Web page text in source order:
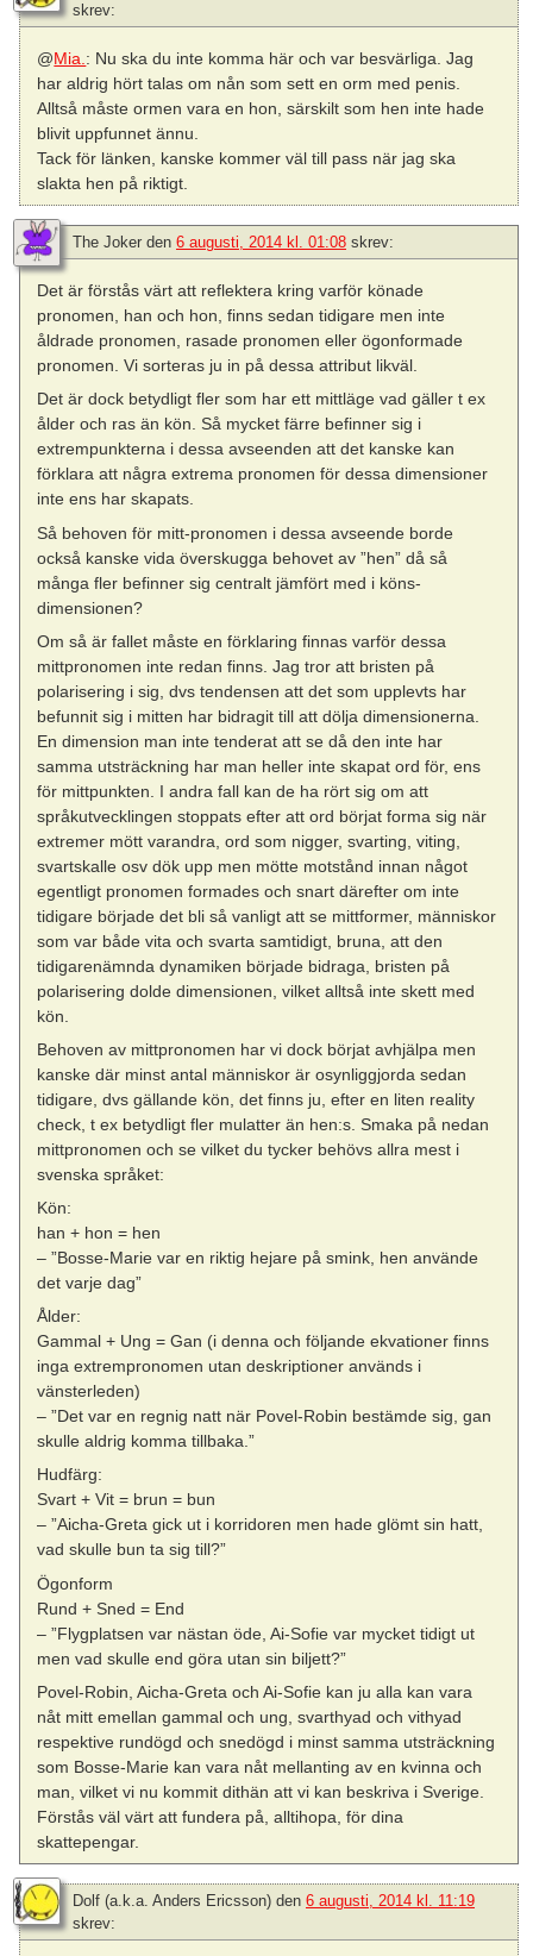
skrev:
@Mia. : Nu ska du inte komma här och var besvärliga. Jag
har aldrig hört talas om nån som sett en orm med penis.
Alltså måste ormen vara en hon, särskilt som hen inte hade
blivit uppfunnet ännu.
Tack för länken, kanske kommer väl till pass när jag ska
slakta hen på riktigt.
The Joker den 6 augusti, 2014 kl. 01:08 skrev:
Det är förstås värt att reflektera kring varför könade
pronomen, han och hon, finns sedan tidigare men inte
åldrade pronomen, rasade pronomen eller ögonformade
pronomen. Vi sorteras ju in på dessa attribut likväl.
Det är dock betydligt fler som har ett mittläge vad gäller t ex
ålder och ras än kön. Så mycket färre befinner sig i
extrempunkterna i dessa avseenden att det kanske kan
förklara att några extrema pronomen för dessa dimensioner
inte ens har skapats.
Så behoven för mitt-pronomen i dessa avseende borde
också kanske vida överskugga behovet av ”hen” då så
många fler befinner sig centralt jämfört med i köns-
dimensionen?
Om så är fallet måste en förklaring finnas varför dessa
mittpronomen inte redan finns. Jag tror att bristen på
polarisering i sig, dvs tendensen att det som upplevts har
befunnit sig i mitten har bidragit till att dölja dimensionerna.
En dimension man inte tenderat att se då den inte har
samma utsträckning har man heller inte skapat ord för, ens
för mittpunkten. I andra fall kan de ha rört sig om att
språkutvecklingen stoppats efter att ord börjat forma sig när
extremer mött varandra, ord som nigger, svarting, viting,
svartskalle osv dök upp men mötte motstånd innan något
egentligt pronomen formades och snart därefter om inte
tidigare började det bli så vanligt att se mittformer, människor
som var både vita och svarta samtidigt, bruna, att den
tidigarenämnda dynamiken började bidraga, bristen på
polarisering dolde dimensionen, vilket alltså inte skett med
kön.
Behoven av mittpronomen har vi dock börjat avhjälpa men
kanske där minst antal människor är osynliggjorda sedan
tidigare, dvs gällande kön, det finns ju, efter en liten reality
check, t ex betydligt fler mulatter än hen:s. Smaka på nedan
mittpronomen och se vilket du tycker behövs allra mest i
svenska språket:
Kön:
han + hon = hen
– ”Bosse-Marie var en riktig hejare på smink, hen använde
det varje dag”
Ålder:
Gammal + Ung = Gan (i denna och följande ekvationer finns
inga extrempronomen utan deskriptioner används i
vänsterleden)
– ”Det var en regnig natt när Povel-Robin bestämde sig, gan
skulle aldrig komma tillbaka.”
Hudfärg:
Svart + Vit = brun = bun
– ”Aicha-Greta gick ut i korridoren men hade glömt sin hatt,
vad skulle bun ta sig till?”
Ögonform
Rund + Sned = End
– ”Flygplatsen var nästan öde, Ai-Sofie var mycket tidigt ut
men vad skulle end göra utan sin biljett?”
Povel-Robin, Aicha-Greta och Ai-Sofie kan ju alla kan vara
nåt mitt emellan gammal och ung, svarthyad och vithyad
respektive rundögd och snedögd i minst samma utsträckning
som Bosse-Marie kan vara nåt mellanting av en kvinna och
man, vilket vi nu kommit dithän att vi kan beskriva i Sverige.
Förstås väl värt att fundera på, alltihopa, för dina
skattepengar.
Dolf (a.k.a. Anders Ericsson) den 6 augusti, 2014 kl. 11:19
skrev: